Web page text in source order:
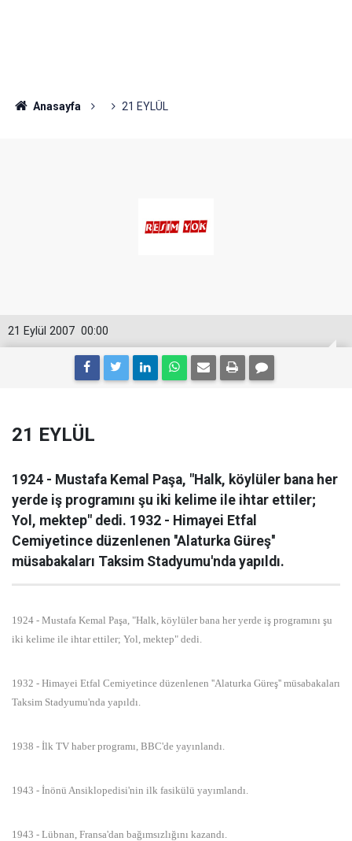
Anasayfa 21 EYLÜL
00:00
21 Eylül 2007
21 EYLÜL
1924 - Mustafa Kemal Paşa, "Halk, köylüler bana her
yerde iş programını şu iki kelime ile ihtar ettiler;
Yol, mektep" dedi. 1932 - Himayei Etfal
Cemiyetince düzenlenen ''Alaturka Güreş''
müsabakaları Taksim Stadyumu'nda yapıldı.
1924 - Mustafa Kemal Paşa, "Halk, köylüler bana her yerde iş programını şu
iki kelime ile ihtar ettiler; Yol, mektep" dedi.
1932 - Himayei Etfal Cemiyetince düzenlenen ''Alaturka Güreş'' müsabakaları
Taksim Stadyumu'nda yapıldı.
1938 - İlk TV haber programı, BBC'de yayınlandı.
1943 - İnönü Ansiklopedisi'nin ilk fasikülü yayımlandı.
1943 - Lübnan, Fransa'dan bağımsızlığını kazandı.